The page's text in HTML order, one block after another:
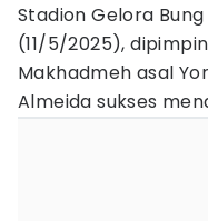
Stadion Gelora
(11/5/2025),
Makhadmeh asal
Almeida sukses